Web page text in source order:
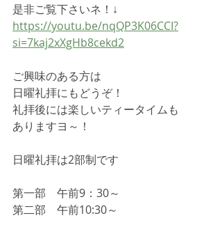
是非ご覧下さいネ！↓
https://youtu.be/nqQP3K06CCI?
si=7kaj2xXgHb8cekd2
ご興味のある方は
日曜礼拝にもどうぞ！
礼拝後には楽しいティータイムも
ありますヨ～！
日曜礼拝は2部制です
第一部　午前9：30～
第二部　午前10:30～